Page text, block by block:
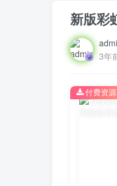
新版彩
3年
付费资源